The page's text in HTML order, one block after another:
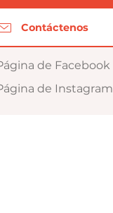
Contáctenos
de Facebook
de Instagram